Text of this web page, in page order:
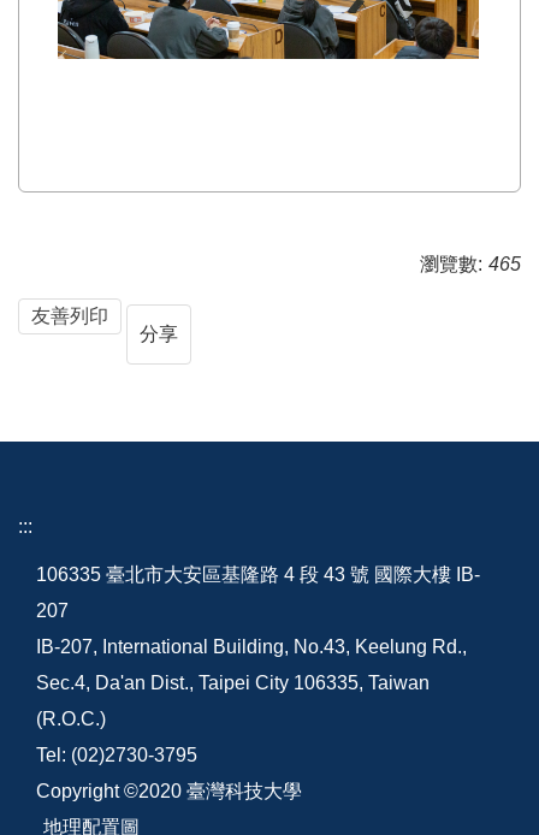
瀏覽數: 465
友善列印
分享
:::
106335 臺北市大安區基隆路 4 段 43 號 國際大樓 IB-
207
IB-207, International Building, No.43, Keelung Rd.,
Sec.4, Da'an Dist., Taipei City 106335, Taiwan
(R.O.C.)
Tel: (02)2730-3795
Copyright ©2020 臺灣科技大學
地理配置圖